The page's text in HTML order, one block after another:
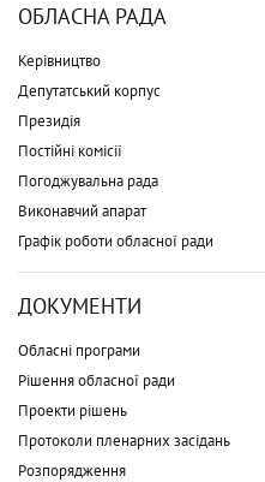
ОБЛАСНА РАДА
Керівництво
Депутатський корпус
Президія
Постійні комісії
Погоджувальна рада
Виконавчий апарат
Графік роботи обласної ради
ДОКУМЕНТИ
Обласні програми
Рішення обласної ради
Проекти рішень
Протоколи пленарних засідань
Розпорядження